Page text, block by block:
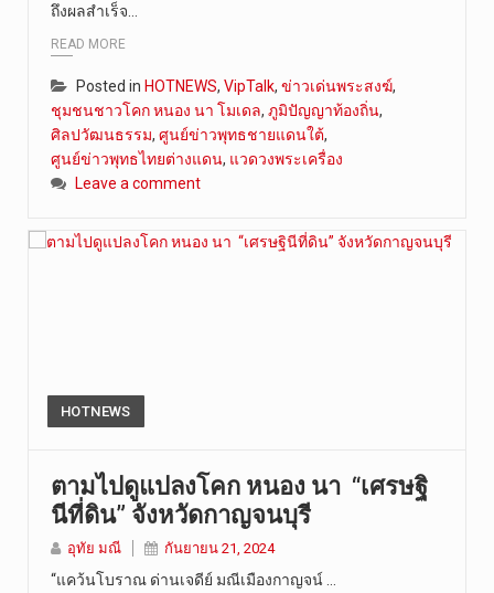
ถึงผลสำเร็จ…
READ MORE
Posted in HOTNEWS, VipTalk, ข่าวเด่นพระสงฆ์,
ชุมชนชาวโคก หนอง นา โมเดล, ภูมิปัญญาท้องถิ่น,
ศิลปวัฒนธรรม, ศูนย์ข่าวพุทธชายแดนใต้,
ศูนย์ข่าวพุทธไทยต่างแดน, แวดวงพระเครื่อง
Leave a comment
HOTNEWS
ตามไปดูแปลงโคก หนอง นา “เศรษฐิ
นีที่ดิน” จังหวัดกาญจนบุรี
อุทัย มณี กันยายน 21, 2024
“แคว้นโบราณ ด่านเจดีย์ มณีเมืองกาญจน์ …